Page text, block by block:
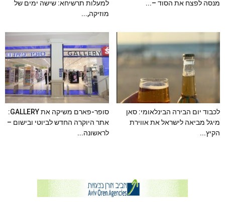
מנסה לפצח את הסוד –...
למעלות תרשיחא: שישה ימים של
מוזיקה,...
לכבוד יום הבירה הבינלאומי: סאן
מיגל מביאה לישראל את אווירת
הקיץ...
סופר-פארם משיקה את GALLERY:
אתר היוקרה החדש לביוטי ובישום –
לראשונה...